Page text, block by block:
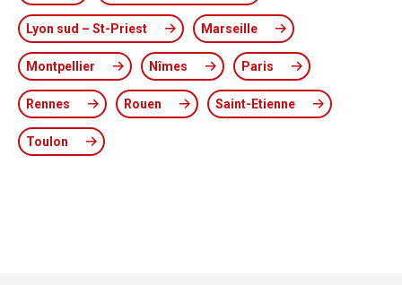
Lyon sud – St-Priest Marseille
Montpellier Nîmes Paris
Rennes Rouen Saint-Etienne
Toulon